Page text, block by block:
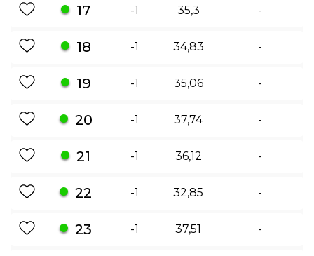
17 -1 35,3 -
18 -1 34,83 -
19 -1 35,06 -
20 -1 37,74 -
21 -1 36,12 -
22 -1 32,85 -
23 -1 37,51 -